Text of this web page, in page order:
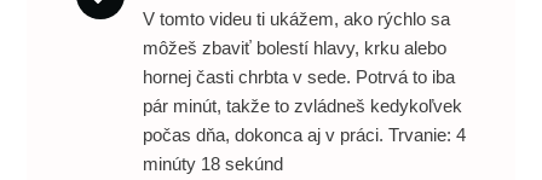
V tomto videu ti ukážem, ako rýchlo sa
môžeš zbaviť bolestí hlavy, krku alebo
hornej časti chrbta v sede. Potrvá to iba
pár minút, takže to zvládneš kedykoľvek
počas dňa, dokonca aj v práci. Trvanie: 4
minúty 18 sekúnd